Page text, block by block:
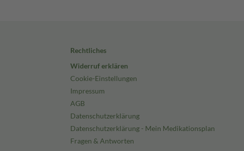
Rechtliches
Widerruf erklären
Cookie-Einstellungen
Impressum
AGB
Datenschutzerklärung
Datenschutzerklärung - Mein Medikationsplan
Fragen & Antworten